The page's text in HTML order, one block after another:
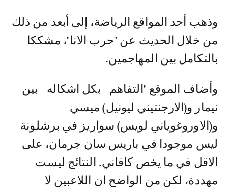
وذهب أحد المواقع الرياضة، إلى أبعد من ذلك
من خلال الحديث عن "حرب الانا"، مشككا
بالتكامل بين المهاجمين.
وأضاف الموقع "التفاهم --بكل اشكاله-- بين
نيمار و(الارجنتيني ليونيل) ميسي
و(الاوروغوياني لويس) سواريز في برشلونة
ليس موجودا في باريس سان جرمان، على
الاقل في ما يخص كافاني. النتائج ليست
مهددة، لكن من الواضح ان اللاعبين لا